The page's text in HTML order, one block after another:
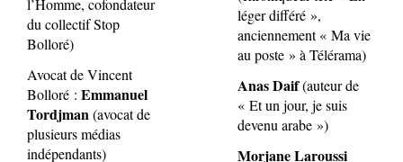
l’Homme, cofondateur
du collectif Stop
Bolloré)
Avocat de Vincent
Bolloré : Emmanuel
Tordjman(avocat de
plusieurs médias
indépendants)
léger différé »,
anciennement « Ma vie
au poste » à Télérama)
Anas Daif(auteur de
« Et un jour, je suis
devenu arabe »)
Morjane Laroussi